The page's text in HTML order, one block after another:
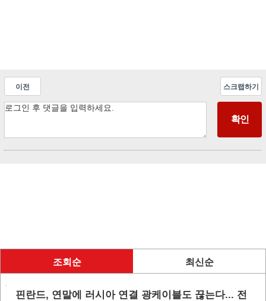
이전 스크랩하기
조회순 최신순
핀란드, 연말에 러시아 연결 광케이블도 끊는다... 전